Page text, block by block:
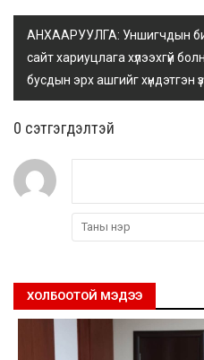
АНХААРУУЛГА: Уншигчдын
сайт хариуцлага хүлээхгүй
бусдын эрх ашгийг хүндэтгэн
0 cэтгэгдэлтэй
ХОЛБООТОЙ МЭДЭЭ